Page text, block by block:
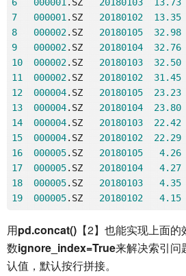
7
000001 .SZ 20180102 13.35
8
000002.SZ 20180105 32.98
9
000002.SZ 20180104 32.76
10
000002.SZ 20180103 32.50
11
000002.SZ 20180102 31.45
12
000004.SZ 20180105 23.23
13
000004.SZ 20180104 23.80
14
000004.SZ 20180103 22.42
15
000004.SZ 20180102 22.29
16
000005.SZ 20180105 4.26
17
000005.SZ 20180104 4.27
18
000005.SZ 20180103 4.35
19
000005.SZ 20180102 4.15
用pd.concat() 【2】也能实现上面
数ignore_index=True来解决索引问
认值，默认按行拼接。